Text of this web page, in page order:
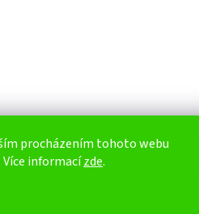
procházením tohoto webu
Více informacízde.